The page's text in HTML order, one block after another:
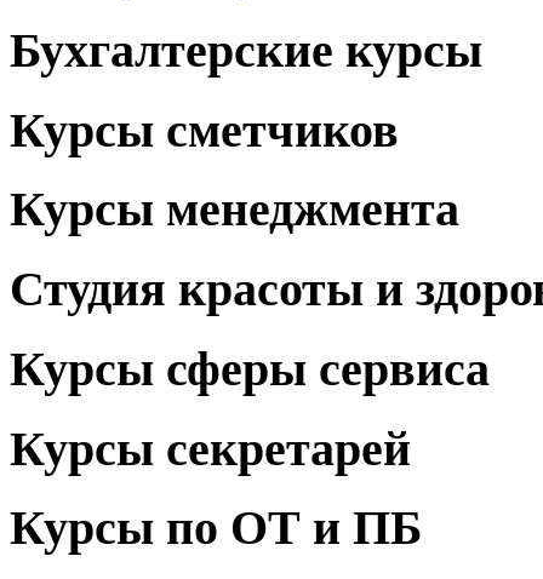
Бухгалтерские курсы
Курсы сметчиков
Курсы менеджмента
Студия красоты и
Курсы сферы сервиса
Курсы секретарей
Курсы по ОТ и ПБ